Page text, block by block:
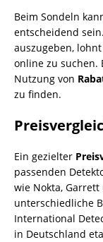
Beim Sondeln
entscheidend
auszugeben,
online zu suchen.
Nutzung von
zu finden.
Ein gezielter
passenden
wie Nokta,
unterschiedliche
International
in Deutschland